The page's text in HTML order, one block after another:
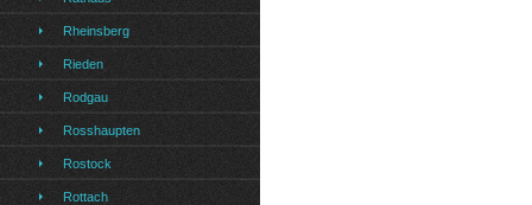
Rheinsberg
Rieden
Rodgau
Rosshaupten
Rostock
Rottach